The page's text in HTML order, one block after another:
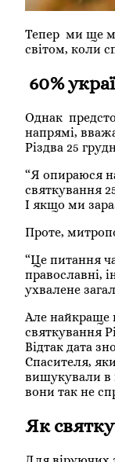
Тепер ми ще
світом, коли
60%
Однак
напрямі,
Різдва 25
“Я опираюся
святкування
І якщо ми
Проте,
“Це питання
православні,
ухвалене
Але найкраще
святкування
Відтак дата
Спасителя,
вишукували в
вони так не
Як